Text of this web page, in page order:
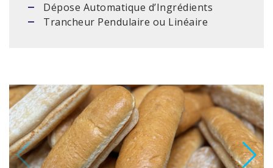
Dépose Automatique d’Ingrédients
Trancheur Pendulaire ou Linéaire